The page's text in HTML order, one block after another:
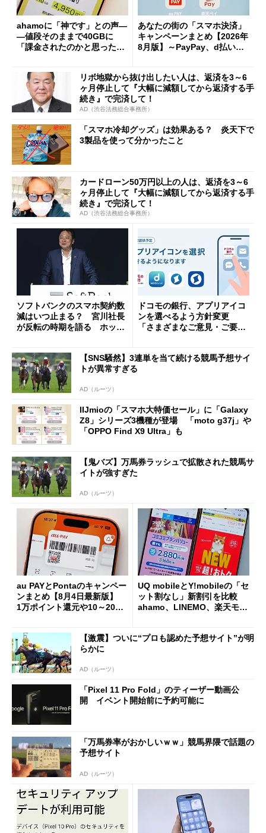
ahamoに「神です」との声―
―値段そのままで40GBに
「課金されたのかと思った」
あなたの街の「スマホ決済」
キャンペーンまとめ【2026年
8月版】～PayPay、d払い、a
リボ地獄から抜け出したい人は、返済を3～6
ヶ月停止して『大幅に減額してから返済する手
続き』で完済して！
AD（渋谷法務総合事務所）
「スマホ冷却グッズ」は効果ある？ 炎天下で
3製品を使って分かったこと
カードローン50万円以上の人は、返済を3～6
ヶ月停止して『大幅に減額してから返済する手
続き』で完済して！
AD（渋谷法務総合事務所）
ソフトバンクのスマホ契約数
減はいつ止まる？ 宮川社長
が反転の時期を語る ホッピ
ドコモの銀行、アプリアイコ
ンを選べるよう方針変更
「さまざまなご意見・ご要望
【SNS騒然】3連単を当て続ける競馬予想サイ
トが異常すぎる
AD（ルーツ）
IIJmioの「スマホ大特価セール」に「Galaxy
Z8」シリーズ3機種が登場 「moto g37j」や
「OPPO Find X9 Ultra」も
【鬼バズ】万馬券ラッシュで拡散された競馬サ
イトが強すぎた
AD（ルーツ）
au PAYとPontaのキャンペー
ンまとめ【8月4日最新版】
1万ポイント還元や10～20％
UQ mobileとY!mobileの「セ
ット割なし」新割引を比較
ahamo、LINEMO、楽天モバ
【激震】ついに“プロも認めた予想サイト”が明
らかに
AD（ルーツ）
「Pixel 11 Pro Fold」のティーザー動画公
開 イベント開始前に予約可能に
「万馬券率がおかしいｗｗ」競馬界隈で話題の
予想サイト
AD（ルーツ）